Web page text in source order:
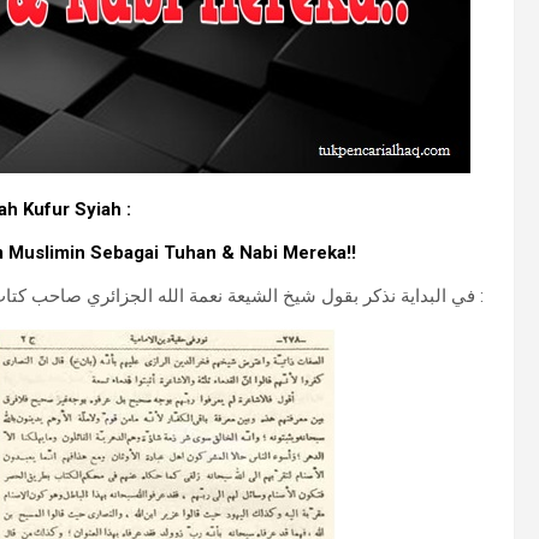
Kufur Syiah :
Sebagai Tuhan & Nabi Mereka!!
في البداية نذكر بقول شيخ الشيعة نعمة الله الجزائري صاحب كتاب (الأنوارالنعمانية) :